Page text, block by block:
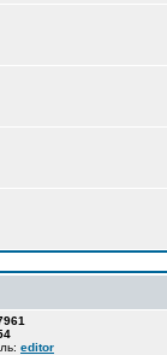
editor